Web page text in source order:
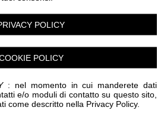
POLICY
POLICY
: nel momento in cui manderete dati
e/o moduli di contatto su questo sito,
come descritto nella Privacy Policy.
loro totalità, con grazia e
un’esperienza immersiva capace
e le sculture conservate —
dunque eccezionalmente
dell’artista, volto a sviluppare un